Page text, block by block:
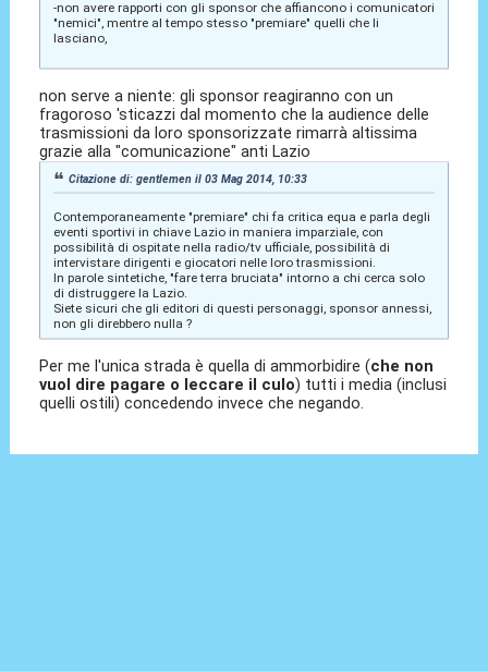
-non avere rapporti con gli sponsor che affiancono i comunicatori
"nemici", mentre al tempo stesso "premiare" quelli che li
lasciano,
non serve a niente: gli sponsor reagiranno con un
fragoroso 'sticazzi dal momento che la audience delle
trasmissioni da loro sponsorizzate rimarrà altissima
grazie alla "comunicazione" anti Lazio
Citazione di: gentlemen il 03 Mag 2014, 10:33
Contemporaneamente "premiare" chi fa critica equa e parla degli
eventi sportivi in chiave Lazio in maniera imparziale, con
possibilità di ospitate nella radio/tv ufficiale, possibilità di
intervistare dirigenti e giocatori nelle loro trasmissioni.
In parole sintetiche, "fare terra bruciata" intorno a chi cerca solo
di distruggere la Lazio.
Siete sicuri che gli editori di questi personaggi, sponsor annessi,
non gli direbbero nulla ?
Per me l'unica strada è quella di ammorbidire (che non
vuol dire pagare o leccare il culo) tutti i media (inclusi
quelli ostili) concedendo invece che negando.